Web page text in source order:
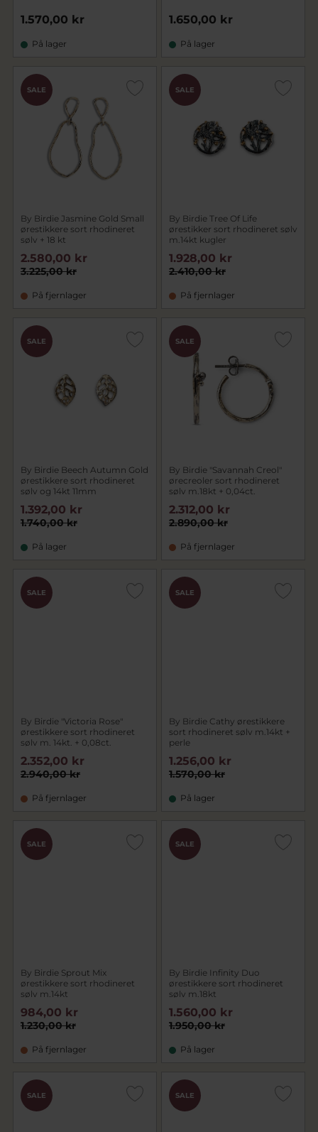
1.570,00 kr
På lager
1.650,00 kr
På lager
SALE
By Birdie Jasmine Gold Small
ørestikkere sort rhodineret
sølv + 18 kt
3.225,00 kr
2.580,00 kr
På fjernlager
SALE
By Birdie Tree Of Life
ørestikker sort rhodineret sølv
m.14kt kugler
2.410,00 kr
1.928,00 kr
På fjernlager
SALE
By Birdie Beech Autumn Gold
ørestikkere sort rhodineret
sølv og 14kt 11mm
1.740,00 kr
1.392,00 kr
På lager
SALE
By Birdie "Savannah Creol"
ørecreoler sort rhodineret
sølv m.18kt + 0,04ct.
2.890,00 kr
2.312,00 kr
På fjernlager
SALE
By Birdie "Victoria Rose"
ørestikkere sort rhodineret
sølv m. 14kt. + 0,08ct.
2.940,00 kr
2.352,00 kr
På fjernlager
SALE
By Birdie Cathy ørestikkere
sort rhodineret sølv m.14kt +
perle
1.570,00 kr
1.256,00 kr
På lager
SALE
By Birdie Sprout Mix
ørestikkere sort rhodineret
sølv m.14kt
1.230,00 kr
984,00 kr
På fjernlager
SALE
By Birdie Infinity Duo
ørestikkere sort rhodineret
sølv m.18kt
1.950,00 kr
1.560,00 kr
På lager
SALE SALE